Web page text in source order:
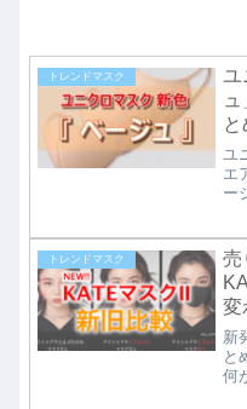
トレンドマスク
ユ
と
ユ
エ
ー
し
トレンドマスク
売
変
新
と
何